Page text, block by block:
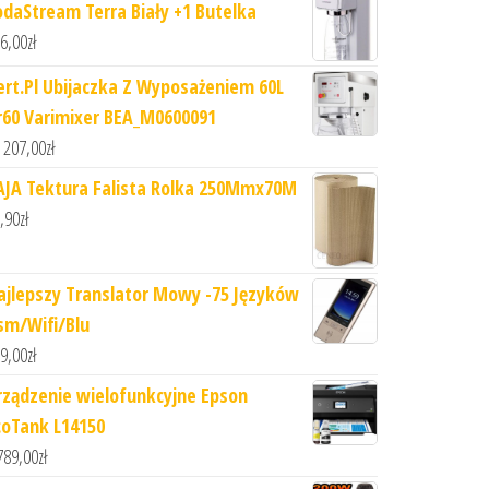
Terra Biały +1 Butelka
zł
Ubijaczka Z Wyposażeniem 60L
Varimixer BEA_M0600091
zł
Tektura Falista Rolka 250Mmx70M
zł
Translator Mowy -75 Języków
Wifi/Blu
zł
wielofunkcyjne Epson
L14150
zł